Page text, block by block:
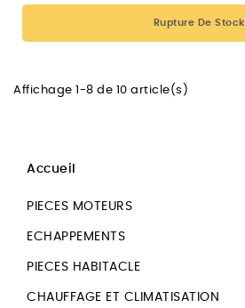
Rupture De Stock
Affichage 1-8 de 10 article(s)
Accueil
PIECES MOTEURS
ECHAPPEMENTS
PIECES HABITACLE
CHAUFFAGE ET CLIMATISATION